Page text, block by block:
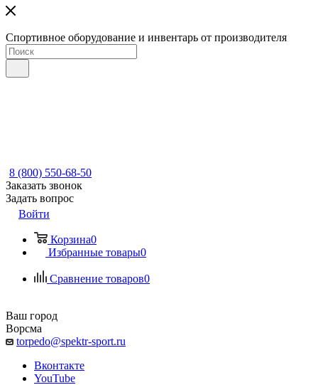
Спортивное оборудование и инвентарь от производителя
8 (800) 550-68-50
Заказать звонок
Задать вопрос
Войти
Корзина0
Избранные товары0
Сравнение товаров0
Ваш город
Ворсма
torpedo@spektr-sport.ru
Вконтакте
YouTube